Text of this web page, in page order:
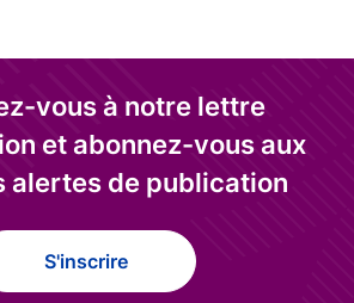
vous à notre lettre
et abonnez-vous aux
alertes de publication
S'inscrire